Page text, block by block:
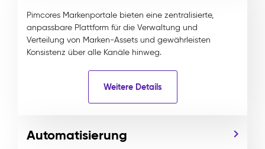
Pimcores Markenportale bieten eine zentralisierte,
anpassbare Plattform für die Verwaltung und
Verteilung von Marken-Assets und gewährleisten
Konsistenz über alle Kanäle hinweg.
Weitere Details
Automatisierung